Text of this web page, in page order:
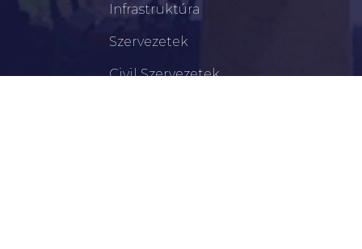
Infrastruktúra
Szervezetek
Civil Szervezetek